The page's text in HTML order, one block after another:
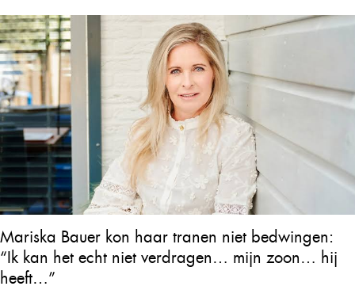
Mariska Bauer kon haar tranen niet bedwingen:
“Ik kan het echt niet verdragen… mijn zoon… hij
heeft…”